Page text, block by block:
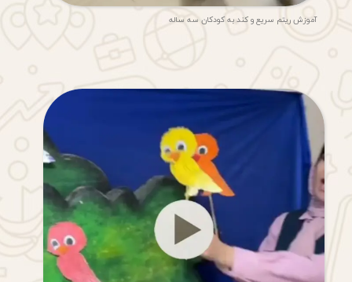
آموزش ریتم سریع و کند به کودکان سه ساله